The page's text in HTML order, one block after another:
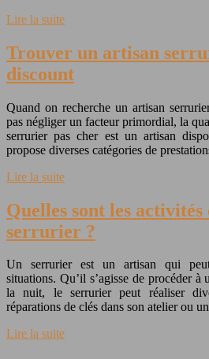
Lire la suite
Trouver un artisan
discount
Quand on recherche un artisan
pas négliger un facteur primordial, la
serrurier pas cher est un artisan
propose diverses catégories de
Lire la suite
Quelles sont les activités
serrurier ?
Un serrurier est un artisan qui
situations. Qu’il s’agisse de procéder
la nuit, le serrurier peut réaliser
réparations de clés dans son atelier ou
Lire la suite